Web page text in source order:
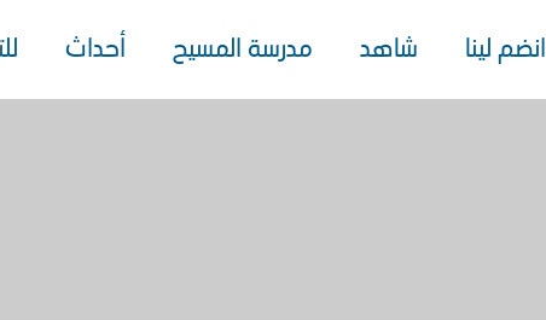
انضم لينا شاهد مدرسة المسيح أحداث